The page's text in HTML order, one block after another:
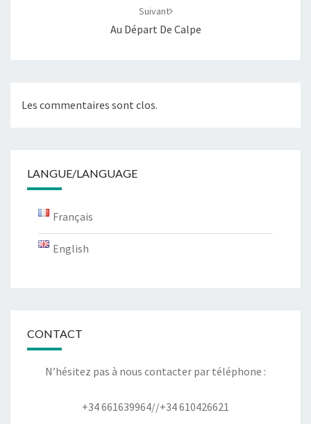
Suivant
Au Départ De Calpe
Les commentaires sont clos.
LANGUE/LANGUAGE
Français
English
CONTACT
N’hésitez pas à nous contacter par téléphone :
+34 661639964//+34 610426621